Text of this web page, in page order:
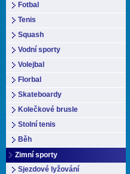
Fotbal
Tenis
Squash
Vodní sporty
Volejbal
Florbal
Skateboardy
Kolečkové brusle
Stolní tenis
Běh
Zimní sporty
Sjezdové lyžování